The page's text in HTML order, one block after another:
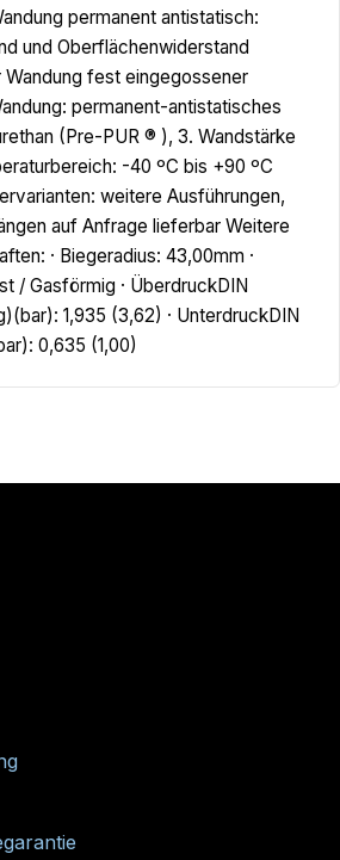
permanent antistatisch:
und Oberflächenwiderstand
Wandung fest eingegossener
permanent-antistatisches
(Pre-PUR ® ), 3. Wandstärke
-40 ºC bis +90 ºC
weitere Ausführungen,
auf Anfrage lieferbar Weitere
· Biegeradius: 43,00mm ·
/ Gasförmig · ÜberdruckDIN
1,935 (3,62) · UnterdruckDIN
0,635 (1,00)